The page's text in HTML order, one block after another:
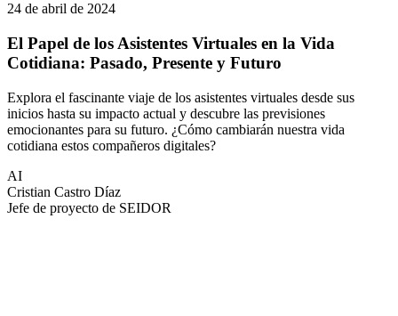
24 de abril de 2024
El Papel de los Asistentes Virtuales en la Vida
Cotidiana: Pasado, Presente y Futuro
Explora el fascinante viaje de los asistentes virtuales desde sus
inicios hasta su impacto actual y descubre las previsiones
emocionantes para su futuro. ¿Cómo cambiarán nuestra vida
cotidiana estos compañeros digitales?
AI
Cristian Castro Díaz
Jefe de proyecto de SEIDOR